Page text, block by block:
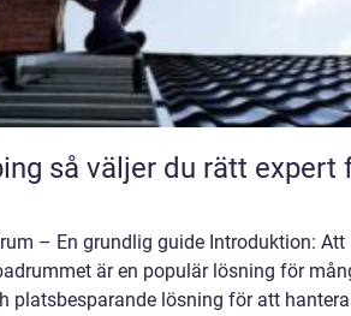
för
– En grundlig guide Introduktion: Att
är en populär lösning för
platsbesparande lösning för att hantera